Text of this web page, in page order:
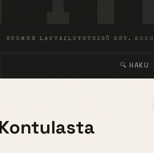
SUOMEN LAUTAILUYHTEISÖ EST. 2000
🔍 HAKU